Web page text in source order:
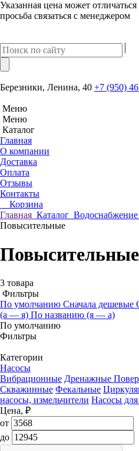
Указанная цена может
просьба связаться с менеджером
Березники, Ленина, 40 +7 (950)
Меню
Меню
Каталог
Главная
О компании
Доставка
Оплата
Отзывы
Контакты
Корзина
Главная Каталог Водоснабжение
Повысительные
3 товара
Фильтры
По умолчанию Сначала дешевые
(а — я) По названию (я — а)
По умолчанию
Фильтры
Категории
Насосы
Вибрационные Дренажные
Скважинные Фекальные
насосы, измельчители Насосы
Цена, ₽
от
до